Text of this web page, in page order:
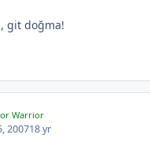
git doğma!
Warrior
200718 yr